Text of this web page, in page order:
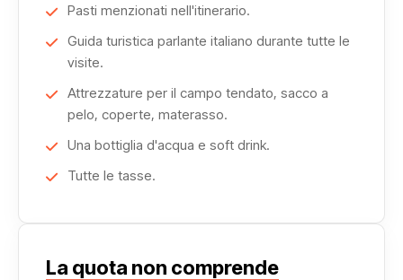
Valle di El Haize, caratterizzati da paesaggi contrastanti e
affascinanti.
spettacolari del viaggio, offrendo panorami silenziosi e
e vivere il deserto in modo autentico.
formazioni calcaree naturali.
Questo itinerario nell’oasi di Bahariya rappresenta
Pasti menzionati nell'itinerario.
Guida turistica parlante italiano durante tutte le
visite.
Attrezzature per il campo tendato, sacco a
pelo, coperte, materasso.
Una bottiglia d'acqua e soft drink.
Tutte le tasse.
La quota non comprende